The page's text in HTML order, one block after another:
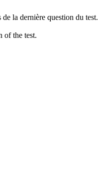
la dernière question du test.
of the test.